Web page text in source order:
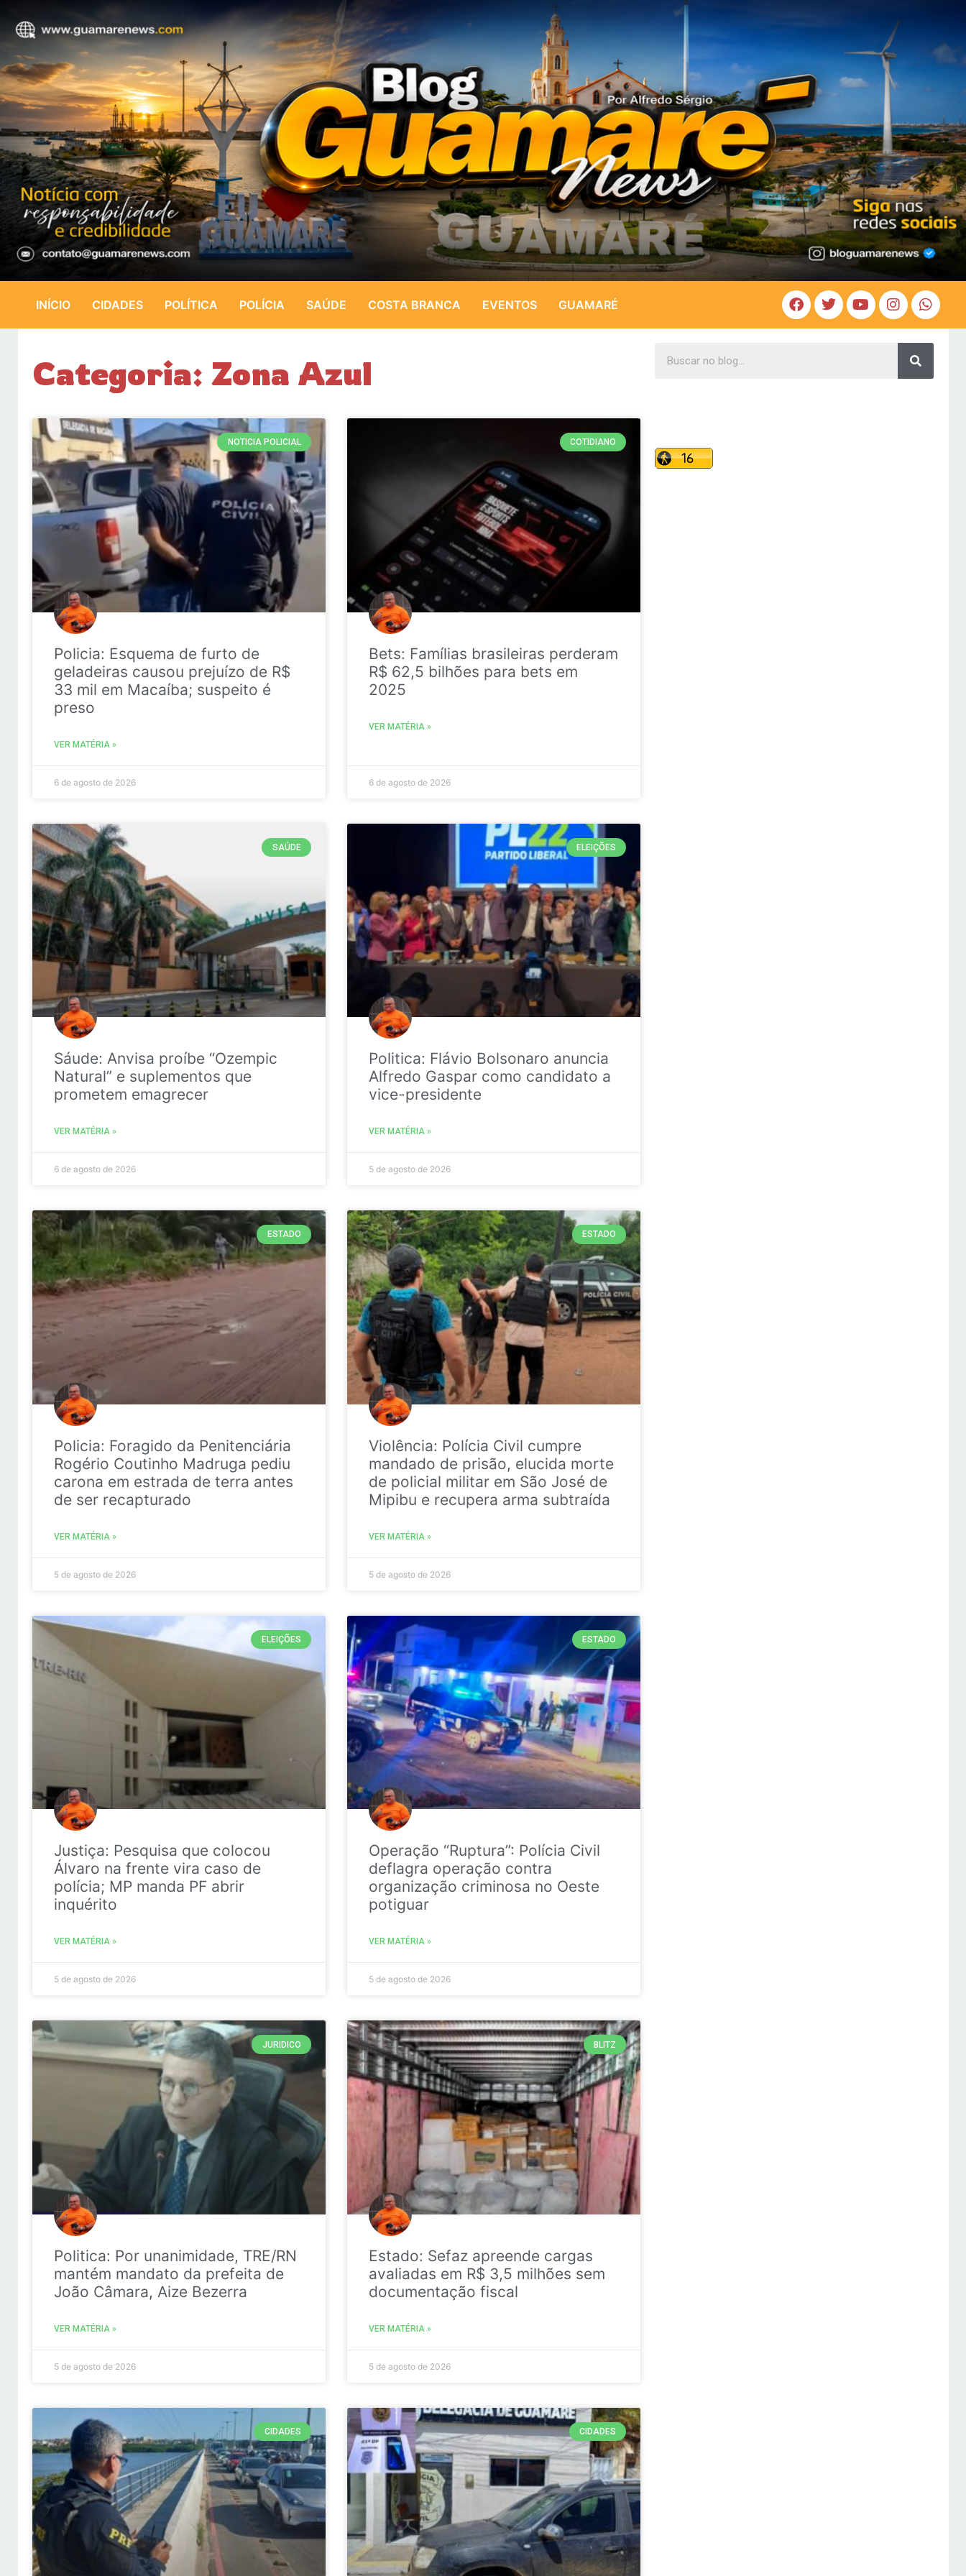
INÍCIO CIDADES POLÍTICA POLÍCIA SAÚDE COSTA BRANCA EVENTOS GUAMARÉ
Categoria: Zona Azul
NOTICIA POLICIAL
Policia: Esquema de furto de
geladeiras causou prejuízo de R$
33 mil em Macaíba; suspeito é
preso
VER MATÉRIA »
6 de agosto de 2026
COTIDIANO
Bets: Famílias brasileiras perderam
R$ 62,5 bilhões para bets em
2025
VER MATÉRIA »
6 de agosto de 2026
SAÚDE
Sáude: Anvisa proíbe “Ozempic
Natural” e suplementos que
prometem emagrecer
VER MATÉRIA »
6 de agosto de 2026
ELEIÇÕES
Politica: Flávio Bolsonaro anuncia
Alfredo Gaspar como candidato a
vice-presidente
VER MATÉRIA »
5 de agosto de 2026
ESTADO
Policia: Foragido da Penitenciária
Rogério Coutinho Madruga pediu
carona em estrada de terra antes
de ser recapturado
VER MATÉRIA »
5 de agosto de 2026
ESTADO
Violência: Polícia Civil cumpre
mandado de prisão, elucida morte
de policial militar em São José de
Mipibu e recupera arma subtraída
VER MATÉRIA »
5 de agosto de 2026
ELEIÇÕES
Justiça: Pesquisa que colocou
Álvaro na frente vira caso de
polícia; MP manda PF abrir
inquérito
VER MATÉRIA »
5 de agosto de 2026
ESTADO
Operação “Ruptura”: Polícia Civil
deflagra operação contra
organização criminosa no Oeste
potiguar
VER MATÉRIA »
5 de agosto de 2026
JURIDICO
Politica: Por unanimidade, TRE/RN
mantém mandato da prefeita de
João Câmara, Aize Bezerra
VER MATÉRIA »
5 de agosto de 2026
BLITZ
Estado: Sefaz apreende cargas
avaliadas em R$ 3,5 milhões sem
documentação fiscal
VER MATÉRIA »
5 de agosto de 2026
CIDADES CIDADES